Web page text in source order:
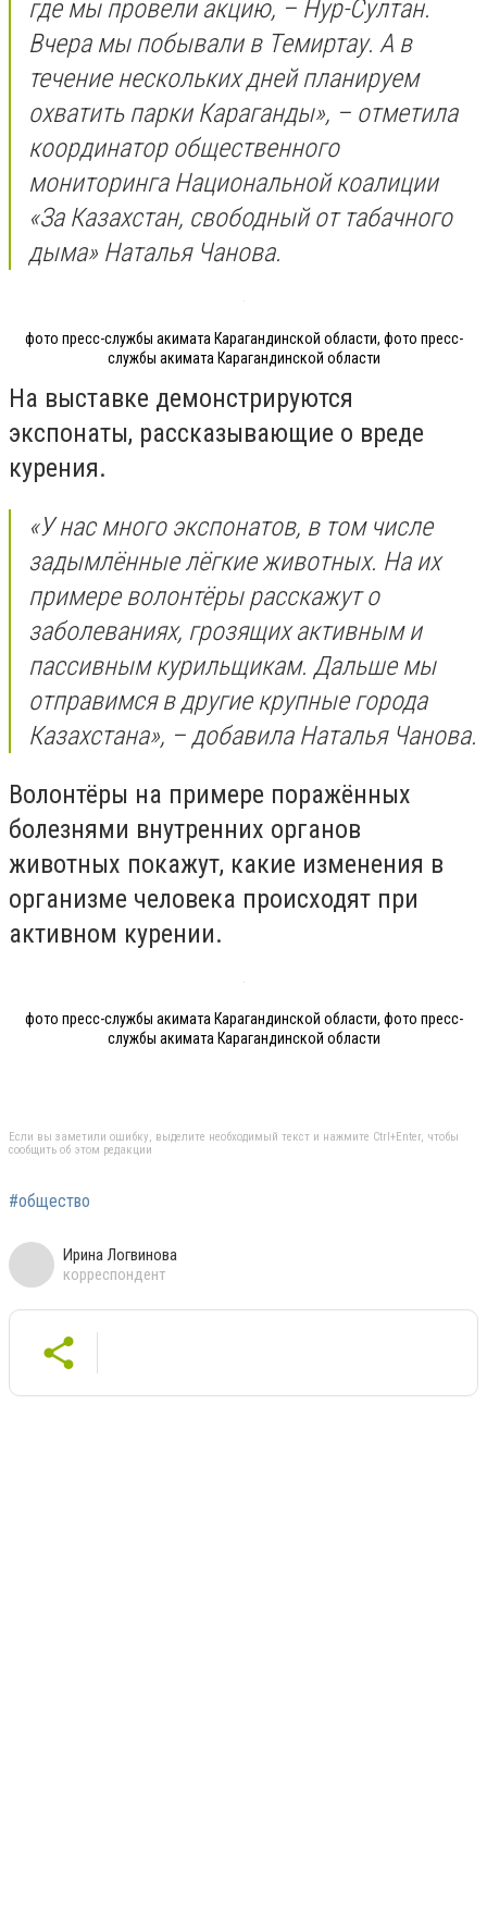
где мы провели акцию, – Нур-Султан.
Вчера мы побывали в Темиртау. А в
течение нескольких дней планируем
охватить парки Караганды», – отметила
координатор общественного
мониторинга Национальной коалиции
«За Казахстан, свободный от табачного
дыма» Наталья Чанова.
фото пресс-службы акимата Карагандинской области, фото пресс-
службы акимата Карагандинской области
На выставке демонстрируются
экспонаты, рассказывающие о вреде
курения.
«У нас много экспонатов, в том числе
задымлённые лёгкие животных. На их
примере волонтёры расскажут о
заболеваниях, грозящих активным и
пассивным курильщикам. Дальше мы
отправимся в другие крупные города
Казахстана», – добавила Наталья Чанова.
Волонтёры на примере поражённых
болезнями внутренних органов
животных покажут, какие изменения в
организме человека происходят при
активном курении.
фото пресс-службы акимата Карагандинской области, фото пресс-
службы акимата Карагандинской области
Если вы заметили ошибку, выделите необходимый текст и нажмите Ctrl+Enter, чтобы
сообщить об этом редакции
#общество
Ирина Логвинова
корреспондент